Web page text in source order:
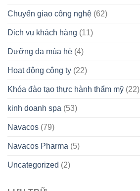
Chuyển giao công nghệ (62)
Dịch vụ khách hàng (11)
Dưỡng da mùa hè (4)
Hoạt động công ty (22)
Khóa đào tạo thực hành thẩm mỹ (22)
kinh doanh spa (53)
Navacos (79)
Navacos Pharma (5)
Uncategorized (2)